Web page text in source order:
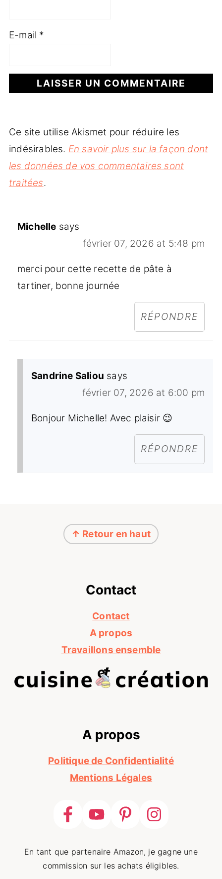
E-mail *
Ce site utilise Akismet pour réduire les
indésirables. En savoir plus sur la façon dont
les données de vos commentaires sont
traitées.
Michelle says
février 07, 2026 at 5:48 pm
merci pour cette recette de pâte à
tartiner, bonne journée
RÉPONDRE
Sandrine Saliou says
février 07, 2026 at 6:00 pm
Bonjour Michelle! Avec plaisir 😉
RÉPONDRE
↑ Retour en haut
Contact
Contact
A propos
Travaillons ensemble
A propos
Politique de Confidentialité
Mentions Légales
En tant que partenaire Amazon, je gagne une
commission sur les achats éligibles.